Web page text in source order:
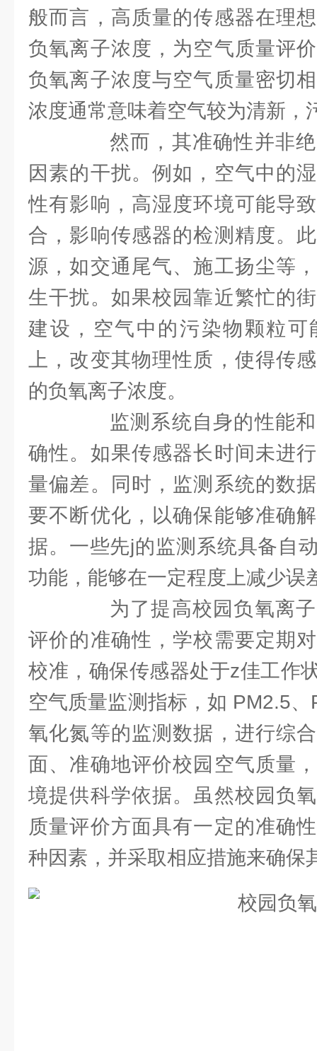
般而言，高质量的传感器在理
负氧离子浓度，为空气质量评
负氧离子浓度与空气质量密切
浓度通常意味着空气较为清新，
然而，其准确性并非绝
因素的干扰。例如，空气中的
性有影响，高湿度环境可能导
合，影响传感器的检测精度。
源，如交通尾气、施工扬尘等
生干扰。如果校园靠近繁忙的
建设，空气中的污染物颗粒
上，改变其物理性质，使得传
的负氧离子浓度。
监测系统自身的性能和
确性。如果传感器长时间未进
量偏差。同时，监测系统的数
要不断优化，以确保能够准确
据。一些先j的监测系统具备自
功能，能够在一定程度上减少误
为了提高校园负氧离子
评价的准确性，学校需要定期
校准，确保传感器处于z佳工作
空气质量监测指标，如 PM2.5
氧化氮等的监测数据，进行综
面、准确地评价校园空气质量
境提供科学依据。虽然校园负
质量评价方面具有一定的准确
种因素，并采取相应措施来确保